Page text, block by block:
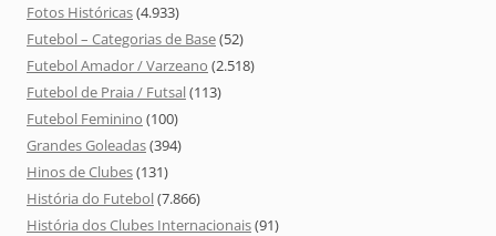
Fotos Históricas(4.933)
Futebol – Categorias de Base(52)
Futebol Amador / Varzeano (2.518)
Futebol de Praia / Futsal(113)
Futebol Feminino (100)
Grandes Goleadas(394)
Hinos de Clubes(131)
História do Futebol(7.866)
História dos Clubes Internacionais(91)